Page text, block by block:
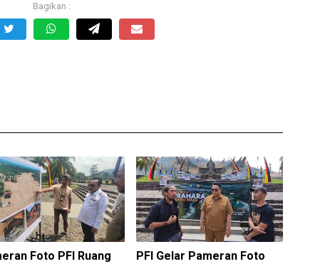
Foto PFI Ruang
PFI Gelar Pameran Foto